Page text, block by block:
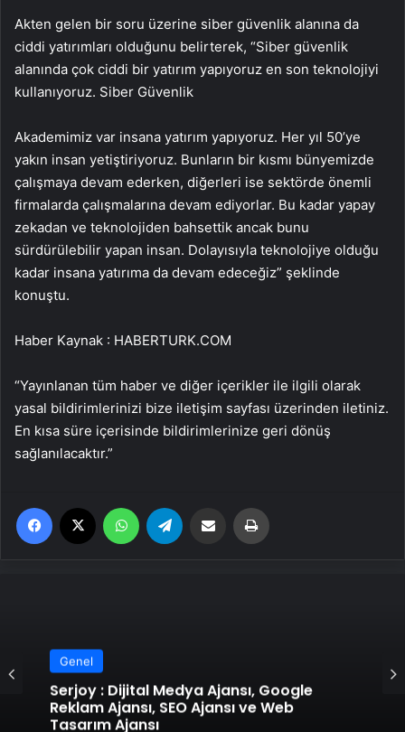
Akten gelen bir soru üzerine siber güvenlik alanına da
ciddi yatırımları olduğunu belirterek, “Siber güvenlik
alanında çok ciddi bir yatırım yapıyoruz en son teknolojiyi
kullanıyoruz. Siber Güvenlik
Akademimiz var insana yatırım yapıyoruz. Her yıl 50’ye
yakın insan yetiştiriyoruz. Bunların bir kısmı bünyemizde
çalışmaya devam ederken, diğerleri ise sektörde önemli
firmalarda çalışmalarına devam ediyorlar. Bu kadar yapay
zekadan ve teknolojiden bahsettik ancak bunu
sürdürülebilir yapan insan. Dolayısıyla teknolojiye olduğu
kadar insana yatırıma da devam edeceğiz” şeklinde
konuştu.
Haber Kaynak : HABERTURK.COM
“Yayınlanan tüm haber ve diğer içerikler ile ilgili olarak
yasal bildirimlerinizi bize iletişim sayfası üzerinden iletiniz.
En kısa süre içerisinde bildirimlerinize geri dönüş
sağlanılacaktır.”
Facebook WhatsApp Email'den paylaş
Genel
Serjoy : Dijital Medya Ajansı, Google
Genel